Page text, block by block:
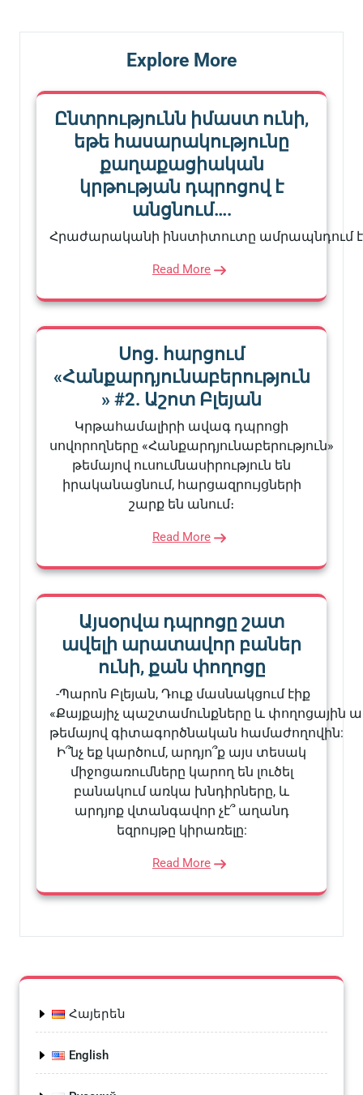
Explore More
Ընտրությունն իմաստ ունի,
եթե հասարակությունը
քաղաքացիական
կրթության դպրոցով է
անցնում….
Հրաժարականի ինստիտուտը
Read More
Սոց. հարցում
«Հանքարդյունաբերություն
» #2. Աշոտ Բլեյան
Կրթահամալիրի ավագ դպրոցի
սովորողները «Հանքարդյունաբերություն»
թեմայով ուսումնասիրություն են
իրականացնում, հարցազրույցների
շարք են անում։
Read More
Այսօրվա դպրոցը շատ
ավելի արատավոր բաներ
ունի, քան փողոցը
-Պարոն Բլեյան, Դուք մասնակցում էիք
«Քայքայիչ պաշտամունքները և
թեմայով գիտագործնական համաժողովին:
Ի՞նչ եք կարծում, արդյո՞ք այս տեսակ
միջոցառումները կարող են լուծել
բանակում առկա խնդիրները, և
արդյոք վտանգավոր չէ՞ աղանդ
եզրույթը կիրառելը:
Read More
Հայերեն
English